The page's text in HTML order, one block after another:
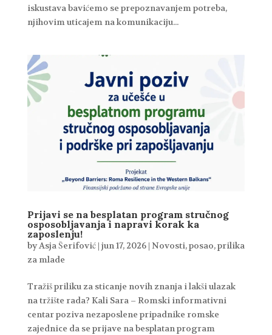
iskustava bavićemo se prepoznavanjem potreba,
njihovim uticajem na komunikaciju...
Prijavi se na besplatan program stručnog
osposobljavanja i napravi korak ka
zaposlenju!
byAsja Šerifović| jun 17, 2026| Novosti,posao,prilika
za mlade
Tražiš priliku za sticanje novih znanja i lakši ulazak
na tržište rada? Kali Sara – Romski informativni
centar poziva nezaposlene pripadnike romske
zajednice da se prijave na besplatan program